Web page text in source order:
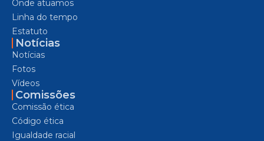
Onde atuamos
Linha do tempo
Estatuto
Notícias
Notícias
Fotos
Vídeos
Comissões
Comissão ética
Código ética
Igualdade racial